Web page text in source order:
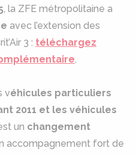
, la ZFE métropolitaine a
avec l’extension des
3 : téléchargez
.
véhicules particuliers
2011 et les véhicules
un changement
accompagnement fort de